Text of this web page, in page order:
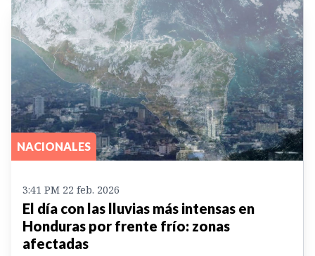
NACIONALES
3:41 PM 22 feb. 2026
El día con las lluvias más intensas en
Honduras por frente frío: zonas
afectadas